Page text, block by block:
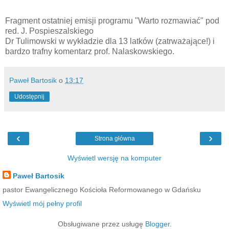
Fragment ostatniej emisji programu "Warto rozmawiać" pod
red. J. Pospieszalskiego
Dr Tulimowski w wykładzie dla 13 latków (zatrważające!) i
bardzo trafny komentarz prof. Nalaskowskiego.
Paweł Bartosik o 13:17
Udostępnij
‹ ›
Strona główna
Wyświetl wersję na komputer
Paweł Bartosik
pastor Ewangelicznego Kościoła Reformowanego w Gdańsku
Wyświetl mój pełny profil
Obsługiwane przez usługę Blogger.